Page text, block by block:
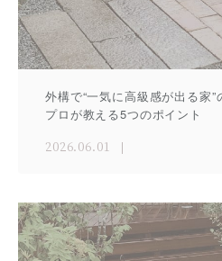
外構で“一気に高級感が出る家”
プロが教える5つのポイント
2026.06.01